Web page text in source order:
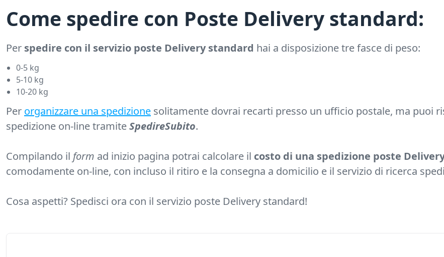
Come spedire con Poste Delivery standard:
Per spedire con il servizio poste Delivery standard hai a disposizione tre fasce di peso:
0-5 kg
5-10 kg
10-20 kg
Per organizzare una spedizione solitamente dovrai recarti presso un ufficio postale, ma puoi
spedizione on-line tramiteSpedireSubito.
Compilando il form ad inizio pagina potrai calcolare il costo di una spedizione poste
comodamente on-line, con incluso il ritiro e la consegna a domicilio e il servizio di ricerca
Cosa aspetti? Spedisci ora con il servizio poste Delivery standard!